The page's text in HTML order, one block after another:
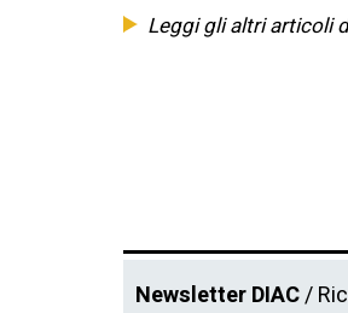
Leggi gli altri articoli
Newsletter DIAC/